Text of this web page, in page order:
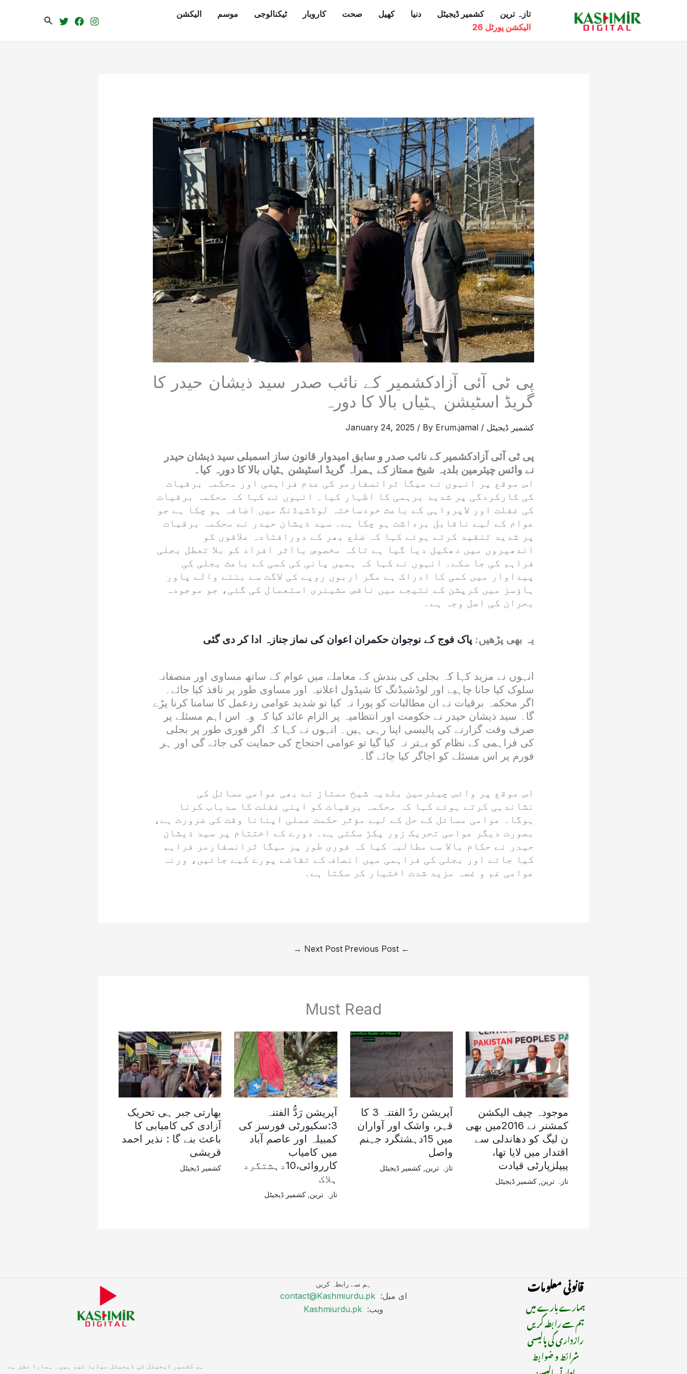
تازہ ترین کشمیر ڈیجیٹل دنیا کھیل صحت کاروبار ٹیکنالوجی موسم
الیکشن
الیکشن پورٹل 26
Search
پی ٹی آئی آزادکشمیر کے نائب صدر سید ذیشان حیدر کا
گریڈ اسٹیشن ہٹیاں بالا کا دورہ
کشمیر ڈیجیٹل /
January 24, 2025 / By Erum.jamal
پی ٹی آئی آزادکشمیر کے نائب صدر و سابق امیدوار قانون ساز اسمبلی سید ذیشان حیدر
نے وائس چیئرمین بلدیہ شیخ ممتاز کے ہمراہ گریڈ اسٹیشن ہٹیاں بالا کا دورہ کیا۔
اس موقع پر انہوں نے میگا ٹرانسفارمر کی عدم فراہمی اور محکمہ برقیات
کی کارکردگی پر شدید برہمی کا اظہار کیا۔ انہوں نے کہا کہ محکمہ برقیات
کی غفلت اور لاپرواہی کے باعث خودساختہ لوڈشیڈنگ میں اضافہ ہو چکا ہے جو
عوام کے لیے ناقابل برداشت ہو چکا ہے۔ سید ذیشان حیدر نے محکمہ برقیات
پر شدید تنقید کرتے ہوئے کہا کہ ضلع بھر کے دورافتادہ علاقوں کو
اندھیروں میں دھکیل دیا گیا ہے تاکہ مخصوص بااثر افراد کو بلا تعطل بجلی
فراہم کی جا سکے۔ انہوں نے کہا کہ ہمیں پانی کی کمی کے باعث بجلی کی
پیداوار میں کمی کا ادراک ہے مگر اربوں روپے کی لاگت سے بننے والے پاور
ہاؤسز میں کرپشن کے نتیجے میں ناقص مشینری استعمال کی گئی، جو موجودہ
بحران کی اصل وجہ ہے۔
یہ بھی پڑھیں: پاک فوج کے نوجوان حکمران اعوان کی نماز جنازہ ادا کر دی گئی
انہوں نے مزید کہا کہ بجلی کی بندش کے معاملے میں عوام کے ساتھ مساوی اور منصفانہ
سلوک کیا جانا چاہیے اور لوڈشیڈنگ کا شیڈول اعلانیہ اور مساوی طور پر نافذ کیا جائے۔
اگر محکمہ برقیات نے ان مطالبات کو پورا نہ کیا تو شدید عوامی ردعمل کا سامنا کرنا پڑے
گا۔ سید ذیشان حیدر نے حکومت اور انتظامیہ پر الزام عائد کیا کہ وہ اس اہم مسئلے پر
صرف وقت گزارنے کی پالیسی اپنا رہی ہیں۔ انہوں نے کہا کہ اگر فوری طور پر بجلی
کی فراہمی کے نظام کو بہتر نہ کیا گیا تو عوامی احتجاج کی حمایت کی جائے گی اور ہر
فورم پر اس مسئلے کو اجاگر کیا جائے گا۔
اس موقع پر وائس چیئرمین بلدیہ شیخ ممتاز نے بھی عوامی مسائل کی
نشاندہی کرتے ہوئے کہا کہ محکمہ برقیات کو اپنی غفلت کا سدباب کرنا
ہوگا۔ عوامی مسائل کے حل کے لیے مؤثر حکمت عملی اپنانا وقت کی ضرورت ہے،
بصورت دیگر عوامی تحریک زور پکڑ سکتی ہے۔ دورے کے اختتام پر سید ذیشان
حیدر نے حکام بالا سے مطالبہ کیا کہ فوری طور پر میگا ٹرانسفارمر فراہم
کیا جائے اور بجلی کی فراہمی میں انصاف کے تقاضے پورے کیے جائیں، ورنہ
عوامی غم و غصہ مزید شدت اختیار کر سکتا ہے۔
←
Next Post
→
Must Read
موجودہ چیف الیکشن
کمشنر نے 2016میں بھی
ن لیگ کو دھاندلی سے
اقتدار میں لایا تھا،
پیپلزپارٹی قیادت
تازہ ترین کشمیر ڈیجیٹل
آپریشن ردّ الفتنہ 3 کا
قہر، واشک اور آواران
میں 15دہشتگرد جہنم
واصل
تازہ ترین ,کشمیر ڈیجیٹل
آپریشن رَدُّ الفتنہ
3:سکیورٹی فورسز کی
کمبیلہ اور عاصم آباد
میں کامیاب
کارروائی،10دہشتگرد
ہلاک
تازہ ترین ,کشمیر ڈیجیٹل
بھارتی جبر ہی تحریک
آزادی کی کامیابی کا
باعث بنے گا : نذیر احمد
قریشی
کشمیر ڈیجیٹل
قانونی معلومات
ہمارے بارے میں
ہم سے رابطہ کریں
رازداری کی پالیسی
شرائط و ضوابط
ہم سے رابطہ کریں
ای میل: contact@Kashmiurdu.pk
ویب: Kashmiurdu.pk
ہم کشمیر ڈیجیٹل کی ڈیجیٹل میڈیا ٹیم ہیں۔ ہمارا مشن ہے